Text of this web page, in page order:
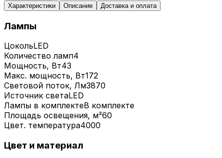
Характеристики
Описание Доставка и оплата
Лампы
ЦокольLED
Количество ламп4
Мощность, Вт43
Макс. мощность, Вт172
Световой поток, Лм3870
Источник светаLED
Лампы в комплектеВ комплекте
Площадь освещения, м²60
Цвет. температура4000
Цвет и материал